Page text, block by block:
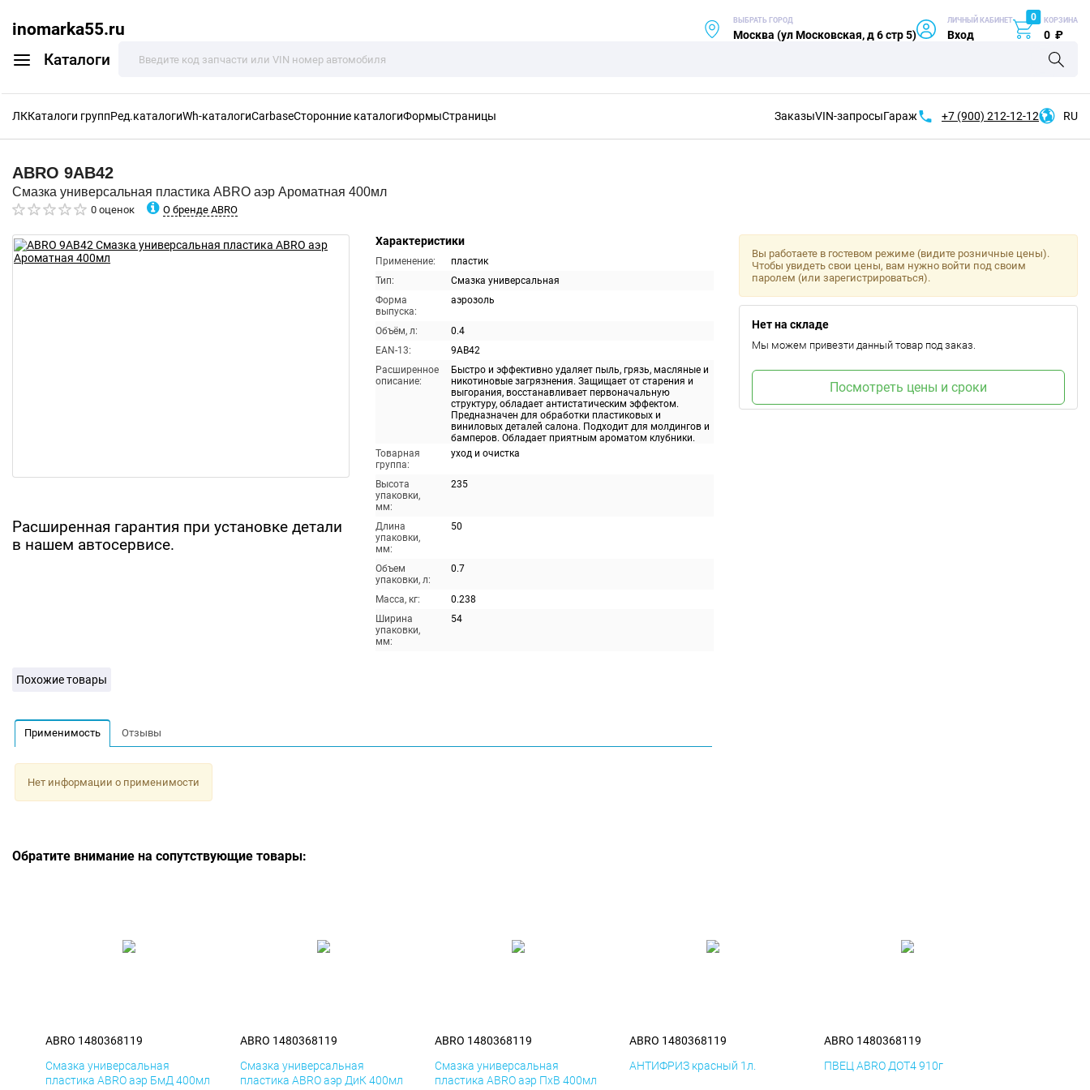
inomarka55.ru
Каталоги
ВЫБРАТЬ ГОРОД
Москва (ул Московская, д 6 стр 5)
ЛИЧНЫЙ КАБИНЕТ
Вход
0 КОРЗИНА
0 ₽
ЛККаталоги группРед.каталогиWh-каталогиCarbaseСторонние каталогиФормыСтраницы ЗаказыVIN-запросыГараж +7 (900) 212-12-12 RU
ABRO 9AB42
Смазка универсальная пластика ABRO аэр Ароматная 400мл
0 оценок О бренде ABRO
Расширенная гарантия при установке детали
в нашем автосервисе.
Характеристики
Применение:
пластик
Тип:
Смазка универсальная
Форма
выпуска:
аэрозоль
Объём, л:
0.4
EAN-13:
9AB42
Расширенное
описание:
Быстро и эффективно удаляет пыль, грязь, масляные и
никотиновые загрязнения. Защищает от старения и
выгорания, восстанавливает первоначальную
структуру, обладает антистатическим эффектом.
Предназначен для обработки пластиковых и
виниловых деталей салона. Подходит для молдингов и
бамперов. Обладает приятным ароматом клубники.
Товарная
группа:
уход и очистка
Высота
упаковки,
мм:
235
Длина
упаковки,
мм:
50
Объем
упаковки, л:
0.7
Масса, кг:
0.238
Ширина
упаковки,
мм:
54
Вы работаете в гостевом режиме (видите розничные цены).
Чтобы увидеть свои цены, вам нужно войти под своим
паролем (или зарегистрироваться).
Нет на складе
Мы можем привезти данный товар под заказ.
Посмотреть цены и сроки
Похожие товары
Применимость Отзывы
Нет информации о применимости
Обратите внимание на сопутствующие товары:
ABRO 1480368119
Смазка универсальная
пластика ABRO аэр БмД 400мл
ABRO 1480368119
Смазка универсальная
пластика ABRO аэр ДиК 400мл
ABRO 1480368119
Смазка универсальная
пластика ABRO аэр ПхВ 400мл
ABRO 1480368119
АНТИФРИЗ красный 1л.
ABRO 1480368119
ПВЕЦ ABRO ДОТ4 910г